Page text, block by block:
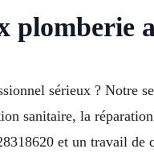
sérieux ? Notre
sanitaire, la
et un travail